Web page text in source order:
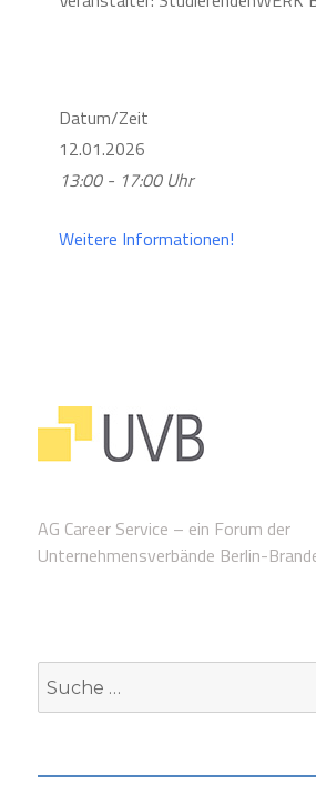
Datum/Zeit
12.01.2026
13:00 - 17:00 Uhr
Weitere Informationen!
AG Career Service – ein Forum der
Unternehmensverbände Berlin-
Suche
nach: